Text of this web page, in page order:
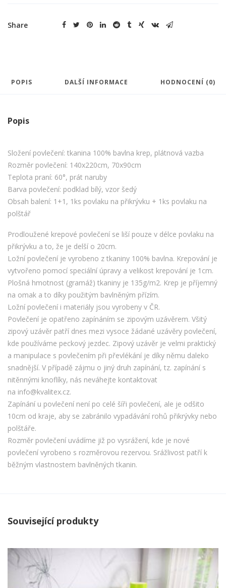
Share
POPIS DALŠÍ INFORMACE HODNOCENÍ (0)
Popis
Složení povlečení: tkanina 100% bavlna krep, plátnová vazba
Rozměr povlečení: 140x220cm, 70x90cm
Teplota praní: 60°, prát naruby
Barva povlečení: podklad bílý, vzor šedý
Obsah balení: 1+1, 1ks povlaku na přikrývku + 1ks povlaku na
polštář
Prodloužené krepové povlečení se liší pouze v délce povlaku na
přikrývku a to, že je delší o 20cm.
Ložní povlečení je vyrobeno z tkaniny 100% bavlna. Krepování je
vytvořeno pomocí speciální úpravy a velikost krepování je 1cm.
Plošná hmotnost (gramáž) tkaniny je 135g/m2. Krep je příjemný
na omak a to díky použitým bavlněným přízím.
Ložní povlečení i materiály jsou vyrobeny v ČR.
Povlečení je opatřeno zapínáním se zipovým uzávěrem. Všitý
zipový uzávěr patří dnes mezi vysoce žádané uzávěry povlečení,
kde používáme peckový jezdec. Zipový uzávěr je velmi praktický
a manipulace s povlečením při převlékání je díky němu daleko
snadnější. V případě zájmu o jiný druh zapínání, tz. zapínání s
nitěnnými knoflíky, nás neváhejte kontaktovat
na info@kvalitex.cz.
Zapínání u povlečení není po celé šíři povlečení, ale je odšito
10cm od kraje, aby se zabránilo vypadávání rohů přikrývky nebo
polštáře.
Rozměr povlečení uvádíme již po vysrážení, kde je nové
povlečení vyrobeno s rozměrovou rezervou. Srážlivost patří k
běžným vlastnostem bavlněných tkanin.
Související produkty